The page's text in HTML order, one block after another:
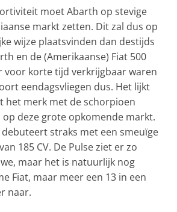
moet Abarth op stevige
markt zetten. Dit zal dus op
wijze plaatsvinden dan destijds
en de (Amerikaanse) Fiat 500
voor korte tijd verkrijgbaar waren
eendagsvliegen dus. Het lijkt
het merk met de schorpioen
op deze grote opkomende markt.
straks met een smeuïge
185 CV. De Pulse ziet er zo
maar het is natuurlijk nog
Fiat, maar meer een 13 in een
naar.